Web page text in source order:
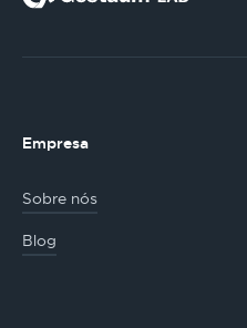
Empresa
Sobre nós
Blog